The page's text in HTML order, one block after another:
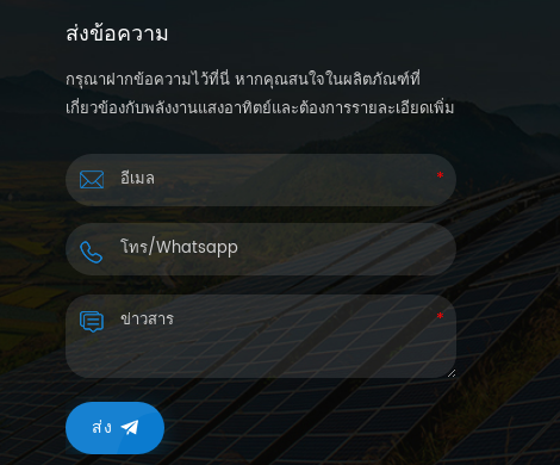
ส่งข้อความ
กรุณาฝากข้อความไว้ที่นี่ หากคุณสนใจในผลิตภัณฑ์ที่
เกี่ยวข้องกับพลังงานแสงอาทิตย์และต้องการรายละเอียดเพิ่ม
ส่ง